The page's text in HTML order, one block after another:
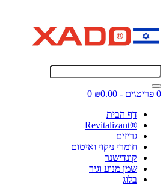
0 פריט\ים - ₪0.00
0
דף הבית
®Revitalizant
גריזים
חומרי ניקוי ואיטום
קונדישנר
שמן מנוע וגיר
בלוג